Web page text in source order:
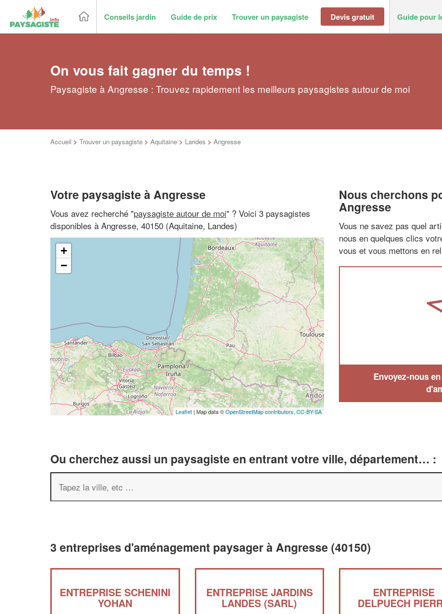
Conseils jardin Guide de prix Trouver un paysagiste Devis gratuit Guide pour
On vous fait gagner du temps !
Paysagiste à Angresse : Trouvez rapidement les meilleurs paysagistes autour de moi
Accueil > Trouver un paysagiste > Aquitaine > Landes > Angresse
Votre paysagiste à Angresse
Vous avez recherché "paysagiste autour de moi" ? Voici 3 paysagistes
disponibles à Angresse, 40150 (Aquitaine, Landes)
+
−
Leaflet | Map data ©OpenStreetMap contributors, CC-BY-SA
Nous cherchons
Angresse
Vous ne savez pas quel
nous en quelques clics
vous et vous mettons en
Envoyez-nous
Ou cherchez aussi un paysagiste en entrant votre ville, département… :
3 entreprises d'aménagement paysager à Angresse (40150)
ENTREPRISE SCHENINI
YOHAN
ENTREPRISE JARDINS
LANDES (SARL)
ENTREPRISE
DELPUECH